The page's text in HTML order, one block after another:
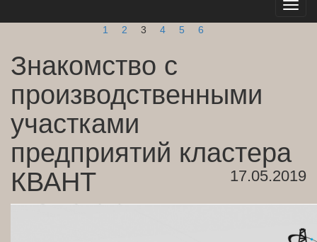
1 2 3 4 5 6
Знакомство с
производственными
участками
предприятий кластера
КВАНТ
17.05.2019